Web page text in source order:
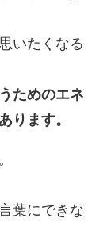
いたくなる
ためのエネ
ります。
葉にできな